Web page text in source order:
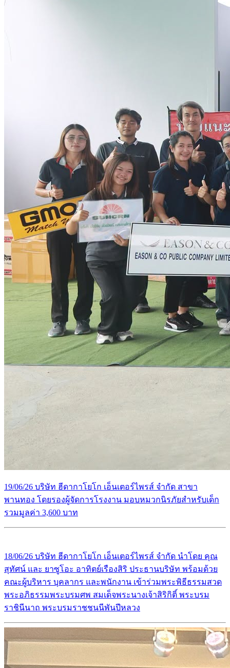
19/06/26 บริษัท ฮีดากาโยโก เอ็นเตอร์ไพรส์ จำกัด สาขา
พานทอง โดยรองผู้จัดการโรงงาน มอบหมวกนิรภัยสำหรับเด็ก
รวมมูลค่า 3,600 บาท
18/06/26 บริษัท ฮีดากาโยโก เอ็นเตอร์ไพรส์ จำกัด นำโดย คุณ
สุทัศน์ และ ยาซูโอะ อาทิตย์เรืองสิริ ประธานบริษัท พร้อมด้วย
คณะผู้บริหาร บุคลากร และพนักงาน เข้าร่วมพระพิธีธรรมสวด
พระอภิธรรมพระบรมศพ สมเด็จพระนางเจ้าสิริกิติ์ พระบรม
ราชินีนาถ พระบรมราชชนนีพันปีหลวง